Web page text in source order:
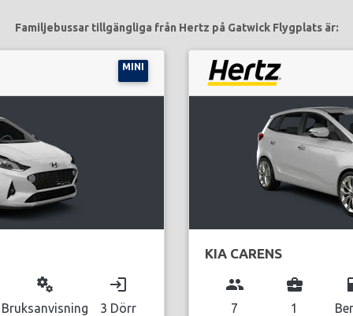
Familjebussar tillgängliga från Hertz på Gatwick Flygplats är:
MINI
miscellaneous_services
Bruksanvisning
login
3 Dörr
KIA CARENS
group
7
business_center
1